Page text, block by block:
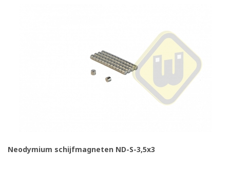
Neodymium schijfmagneten ND-S-3,5x3